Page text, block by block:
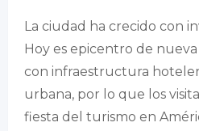
La ciudad ha crecido con
Hoy es epicentro de
con infraestructura
urbana, por lo que los
fiesta del turismo en